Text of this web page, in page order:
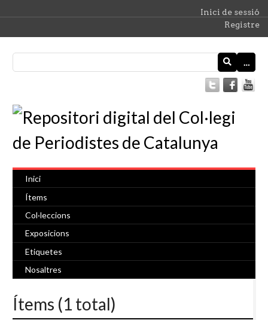
Inici de sessió
Registre
…
Inici
Ítems
Col·leccions
Exposicions
Etiquetes
Nosaltres
Ítems (1 total)